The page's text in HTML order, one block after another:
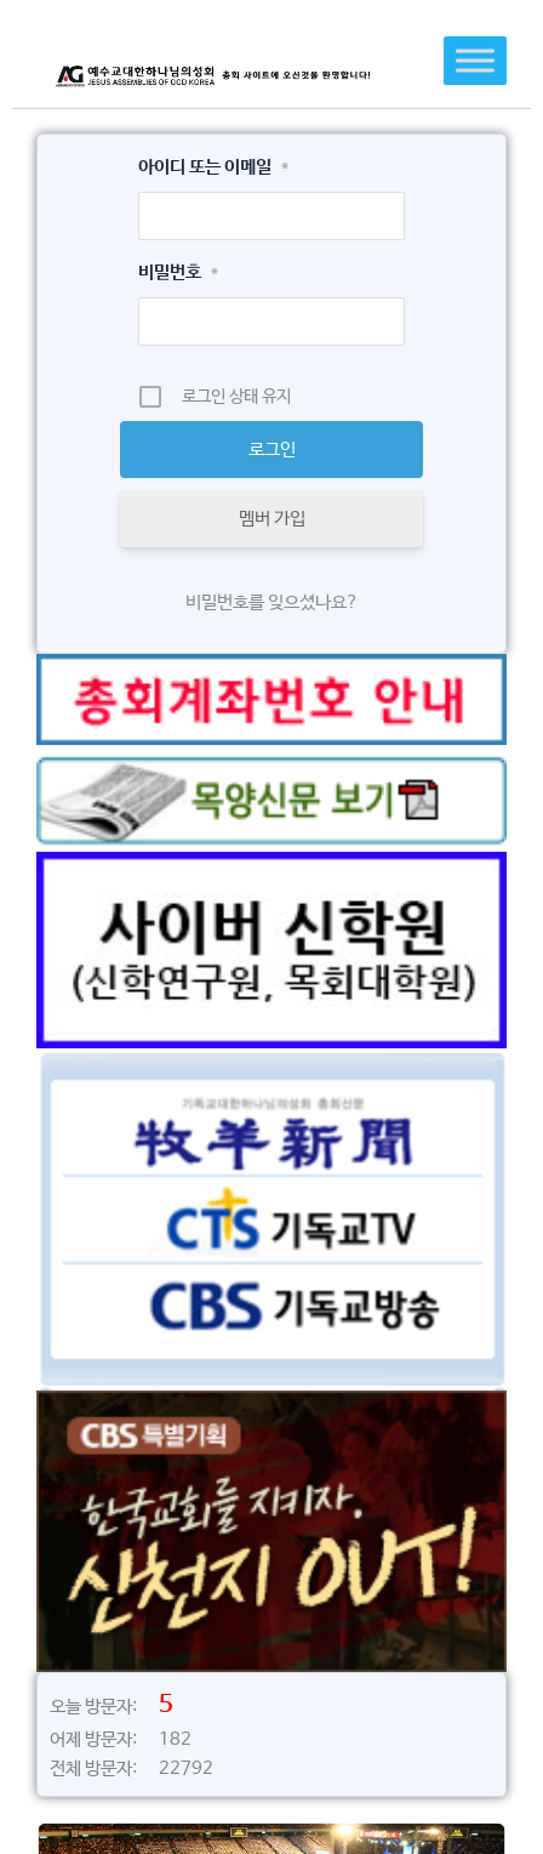
로
아이디 또는 이메일 *
비밀번호 *
로그인 상태 유지
멤버 가입
비밀번호를 잊으셨나요?
오늘 방문자: 5
어제 방문자: 182
전체 방문자: 22792